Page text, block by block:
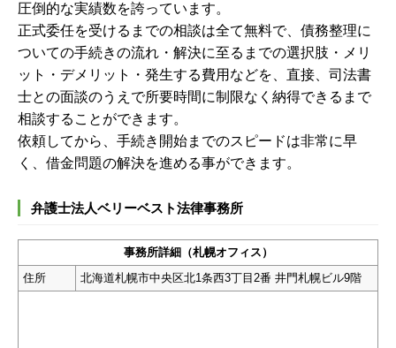
圧倒的な実績数を誇っています。
正式委任を受けるまでの相談は全て無料で、債務整理に
ついての手続きの流れ・解決に至るまでの選択肢・メリ
ット・デメリット・発生する費用などを、直接、司法書
士との面談のうえで所要時間に制限なく納得できるまで
相談することができます。
依頼してから、手続き開始までのスピードは非常に早
く、借金問題の解決を進める事ができます。
弁護士法人ベリーベスト法律事務所
事務所詳細（札幌オフィス）
住所
北海道札幌市中央区北1条西3丁目2番 井門札幌ビル9階